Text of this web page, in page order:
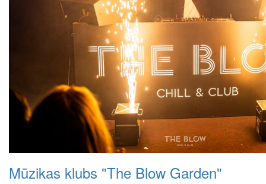
Mūzikas klubs "The Blow Garden"